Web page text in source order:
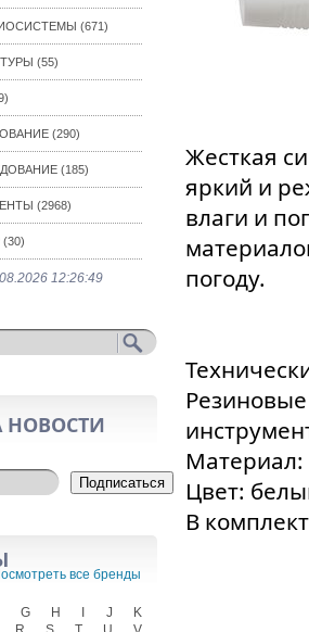
(671)
(55)
(290)
(185)
(2968)
12:26:49
НОВОСТИ
Подписаться
все бренды
G H J
K
Жесткая
яркий и
влаги и
погоду.
Цвет:
В